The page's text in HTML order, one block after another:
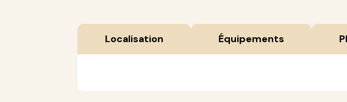
Localisation Équipements